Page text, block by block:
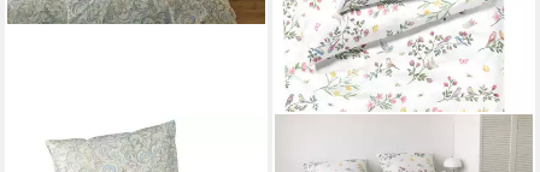
ELEGANTE
Bettwäsche Grace, Mako-
Bettwäsche Songbird, Mako-